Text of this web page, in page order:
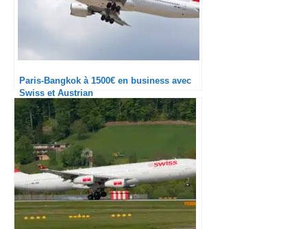
Paris-Bangkok à 1500€ en business avec
Swiss et Austrian